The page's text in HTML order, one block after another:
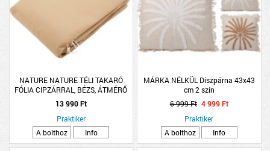
NATURE NATURE TÉLI TAKARÓ
FÓLIA CIPZÁRRAL, BÉZS, ÁTMÉRŐ
150CMX2M, 70GR/M2
13 990 Ft
Praktiker
A bolthoz
Info
MÁRKA NÉLKÜL Díszpárna 43x43
cm 2 szín
6 999 Ft 4 999 Ft
Praktiker
A bolthoz
Info